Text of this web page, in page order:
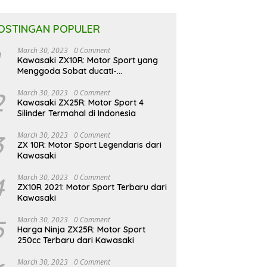
POPULER
March 30, 2023 0 Comment
Kawasaki ZX10R: Motor Sport yang
Menggoda Sobat ducati-
March 30, 2023 0 Comment
Kawasaki ZX25R: Motor Sport 4
Silinder Termahal di Indonesia
March 30, 2023 0 Comment
ZX 10R: Motor Sport Legendaris dari
Kawasaki
March 30, 2023 0 Comment
ZX10R 2021: Motor Sport Terbaru dari
Kawasaki
March 30, 2023 0 Comment
Harga Ninja ZX25R: Motor Sport
250cc Terbaru dari Kawasaki
March 30, 2023 0 Comment